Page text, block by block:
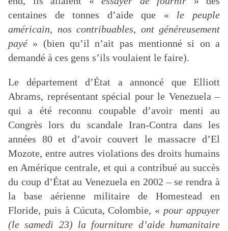
centaines de tonnes d’aide que « le peuple
américain, nos contribuables, ont généreusement
payé» (bien qu’il n’ait pas mentionné si on a
demandé à ces gens s’ils voulaient le faire).
Le département d’État a annoncé que Elliott
Abrams, représentant spécial pour le Venezuela –
qui a été reconnu coupable d’avoir menti au
Congrès lors du scandale Iran-Contra dans les
années 80 et d’avoir couvert le massacre d’El
Mozote, entre autres violations des droits humains
en Amérique centrale, et qui a contribué au succès
du coup d’État au Venezuela en 2002 – se rendra à
la base aérienne militaire de Homestead en
Floride, puis à Cúcuta, Colombie, « pour appuyer
(le samedi 23) la fourniture d’aide humanitaire